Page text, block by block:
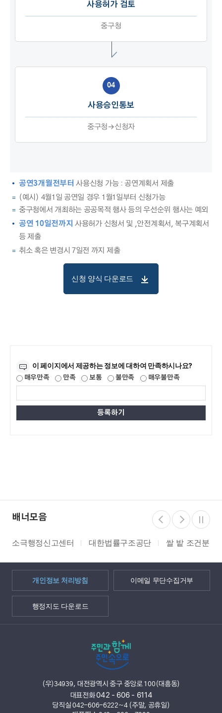
사용허가 검토
중구청
04
사용승인통보
중구청→신청자
공연3개월전부터 사용신청 가능 : 공연계획서 제출
(예시) 4월1일 공연일 경우 1월1일부터 신청가능
중구청에서 개최하는 공공목적 행사 등의 우선순위 행사는 예외
공연 10일전까지 사용허가 신청서 및 ,안전계획서, 복구계획서
등 제출
취소 혹은 변경시 7일전 까지 제출
신청 양식 다운로드
이 페이지에서 제공하는 정보에 대하여 만족하시나요?
매우만족 만족 보통 불만족 매우불만족
배너모음
소극행정신고센터 대한법률구조공단 쌀 밭 조건분리
개인정보 처리방침 이메일 무단수집거부
행정지도 다운로드
(우)34939, 대전광역시 중구 중앙로 100(대흥동)
대표전화042 - 606 - 6114
당직실 042-606-6222~4 (주말, 공휴일)